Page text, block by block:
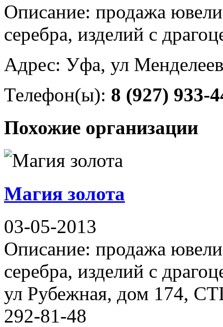
Описание: продажа
серебра, изделий с
Адрес: Уфа, ул
Телефон(ы): 8 (927) 933-
Похожие организации
Магия золота
03-05-2013
Описание: продажа
серебра, изделий с
ул Рубежная, дом 174,
292-81-48